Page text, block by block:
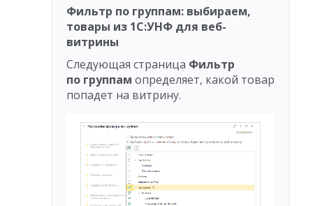
Фильтр по группам: выбираем,
товары из 1С:УНФ для веб-
витрины
Следующая страница Фильтр
по группам определяет, какой товар
попадет на витрину.